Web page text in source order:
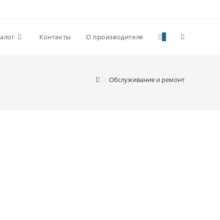
Контакты О производителе 0
> Обслуживание и ремонт